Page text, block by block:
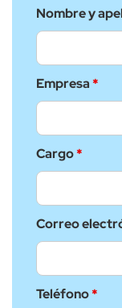
Nombre y
Empresa*
Cargo*
Correo
Teléfono*